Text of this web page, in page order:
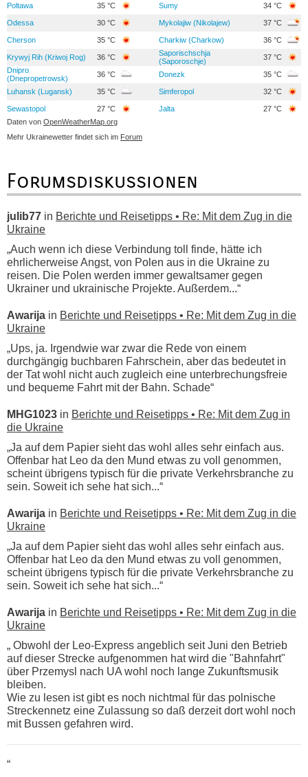
Poltawa 35 °C Sumy 34 °C
Odessa 30 °C Mykolajiw (Nikolajew) 37 °C
Cherson 35 °C Charkiw (Charkow) 36 °C
Krywyj Rih (Kriwoj Rog) 36 °C
Saporischschja
(Saporoschje)
37 °C
Dnipro
(Dnepropetrowsk)
36 °C Donezk 35 °C
Luhansk (Lugansk) 35 °C Simferopol 32 °C
Sewastopol 27 °C Jalta
27 °C
Daten von OpenWeatherMap.org
Mehr Ukrainewetter findet sich im Forum
Forumsdiskussionen
julib77 in Berichte und Reisetipps • Re: Mit dem Zug in die
Ukraine
„Auch wenn ich diese Verbindung toll finde, hätte ich
ehrlicherweise Angst, von Polen aus in die Ukraine zu
reisen. Die Polen werden immer gewaltsamer gegen
Ukrainer und ukrainische Projekte. Außerdem...“
Awarija in Berichte und Reisetipps • Re: Mit dem Zug in die
Ukraine
„Ups, ja. Irgendwie war zwar die Rede von einem
durchgängig buchbaren Fahrschein, aber das bedeutet in
der Tat wohl nicht auch zugleich eine unterbrechungsfreie
und bequeme Fahrt mit der Bahn. Schade“
MHG1023 in Berichte und Reisetipps • Re: Mit dem Zug in
die Ukraine
„Ja auf dem Papier sieht das wohl alles sehr einfach aus.
Offenbar hat Leo da den Mund etwas zu voll genommen,
scheint übrigens typisch für die private Verkehrsbranche zu
sein. Soweit ich sehe hat sich...“
Awarija in Berichte und Reisetipps • Re: Mit dem Zug in die
Ukraine
„Ja auf dem Papier sieht das wohl alles sehr einfach aus.
Offenbar hat Leo da den Mund etwas zu voll genommen,
scheint übrigens typisch für die private Verkehrsbranche zu
sein. Soweit ich sehe hat sich...“
Awarija in Berichte und Reisetipps • Re: Mit dem Zug in die
Ukraine
„ Obwohl der Leo-Express angeblich seit Juni den Betrieb
auf dieser Strecke aufgenommen hat wird die "Bahnfahrt"
über Przemysl nach UA wohl noch lange Zukunftsmusik
bleiben.
Wie zu lesen ist gibt es noch nichtmal für das polnische
Streckennetz eine Zulassung so daß derzeit dort wohl noch
mit Bussen gefahren wird.
“